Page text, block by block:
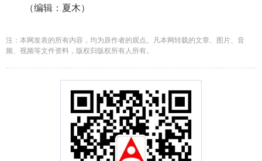
（编辑：夏木）
注：本网发表的所有内容，均为原作者的观点。凡本网转载的文章、图片、音
频、视频等文件资料，版权归版权所有人所有。